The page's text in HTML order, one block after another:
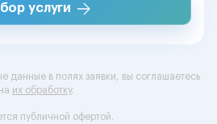
услуги
данные в полях заявки, вы соглашаетесь
на их обработку.
публичной офертой.